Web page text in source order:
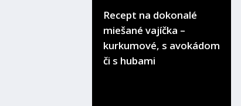
Recept na dokonalé
miešané vajíčka –
kurkumové, s avokádom
či s hubami